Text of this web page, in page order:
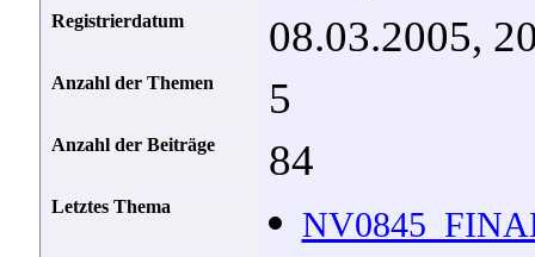
Registrierdatum 08.03.2005,
Anzahl der Themen 5
Anzahl der Beiträge 84
Letztes Thema